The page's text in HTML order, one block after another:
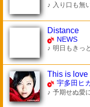
♪ 入り口も無
Distance
NEWS
♪ 明日もきっ
This is love
宇多田ヒ
♪ 予期せぬ愛